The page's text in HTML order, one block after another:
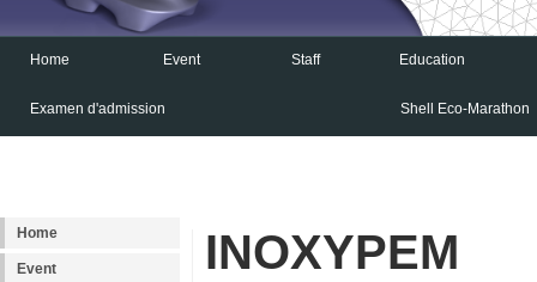
Home Event Staff Education
Examen d'admission Shell Eco-Marathon
Home
Event INOXYPEM